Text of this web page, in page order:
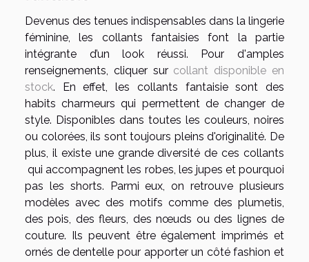
Devenus des tenues indispensables dans la lingerie
féminine, les collants fantaisies font la partie
intégrante d’un look réussi. Pour d'amples
renseignements, cliquer sur collant disponible en
stock. En effet, les collants fantaisie sont des
habits charmeurs qui permettent de changer de
style. Disponibles dans toutes les couleurs, noires
ou colorées, ils sont toujours pleins d'originalité. De
plus, il existe une grande diversité de ces collants
qui accompagnent les robes, les jupes et pourquoi
pas les shorts. Parmi eux, on retrouve plusieurs
modèles avec des motifs comme des plumetis,
des pois, des fleurs, des nœuds ou des lignes de
couture. Ils peuvent être également imprimés et
ornés de dentelle pour apporter un côté fashion et